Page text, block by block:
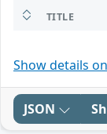
TITLE
Show details
JSON